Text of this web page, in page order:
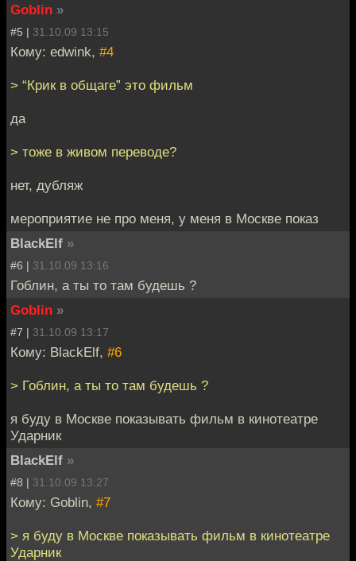
Goblin »
#5 | 31.10.09 13:15
Кому: edwink, #4
> “Крик в общаге” это фильм
да
> тоже в живом переводе?
нет, дубляж
мероприятие не про меня, у меня в Москве показ
BlackElf »
#6 | 31.10.09 13:16
Гоблин, а ты то там будешь ?
Goblin »
#7 | 31.10.09 13:17
Кому: BlackElf, #6
> Гоблин, а ты то там будешь ?
я буду в Москве показывать фильм в кинотеатре
Ударник
BlackElf »
#8 | 31.10.09 13:27
Кому: Goblin, #7
> я буду в Москве показывать фильм в кинотеатре
Ударник